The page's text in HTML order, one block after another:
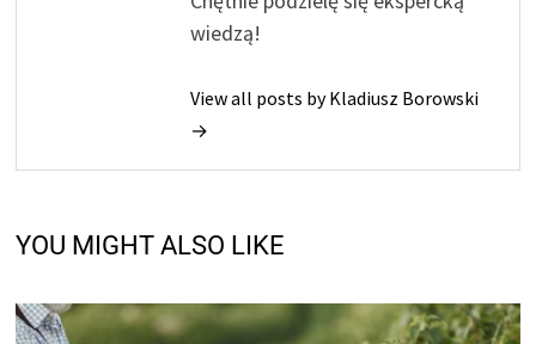
wiedzą!
View all posts by Kladiusz Borowski
→
YOU MIGHT ALSO LIKE